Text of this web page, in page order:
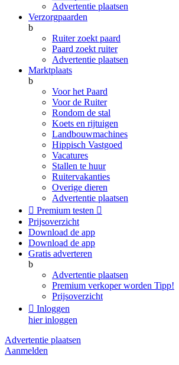
Advertentie plaatsen
Verzorgpaarden
b
Ruiter zoekt paard
Paard zoekt ruiter
Advertentie plaatsen
Marktplaats
b
Voor het Paard
Voor de Ruiter
Rondom de stal
Koets en rijtuigen
Landbouwmachines
Hippisch Vastgoed
Vacatures
Stallen te huur
Ruitervakanties
Overige dieren
Advertentie plaatsen
 Premium testen 
Prijsoverzicht
Download de app
Download de app
Gratis adverteren
b
Advertentie plaatsen
Premium verkoper worden Tipp!
Prijsoverzicht
 Inloggen
hier inloggen
Advertentie plaatsen
Aanmelden